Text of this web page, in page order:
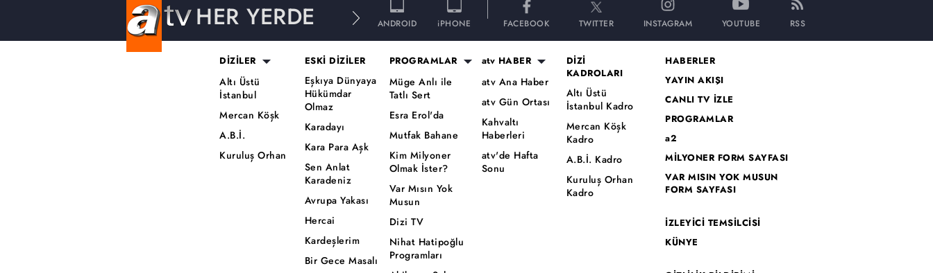
HER YERDE ANDROID iPHONE FACEBOOK TWITTER INSTAGRAM YOUTUBE RSS
DİZİLER
Altı Üstü
İstanbul
Mercan Köşk
A.B.İ.
Kuruluş Orhan
ESKİ DİZİLER
Eşkıya Dünyaya
Hükümdar
Olmaz
Karadayı
Kara Para Aşk
Sen Anlat
Karadeniz
Avrupa Yakası
Hercai
Kardeşlerim
Bir Gece Masalı
PROGRAMLAR
Müge Anlı ile
Tatlı Sert
Esra Erol'da
Mutfak Bahane
Kim Milyoner
Olmak İster?
Var Mısın Yok
Musun
Dizi TV
Nihat Hatipoğlu
Programları
atv HABER
atv Ana Haber
atv Gün Ortası
Kahvaltı
Haberleri
atv'de Hafta
Sonu
DİZİ
KADROLARI
Altı Üstü
İstanbul Kadro
Mercan Köşk
Kadro
A.B.İ. Kadro
Kuruluş Orhan
Kadro
HABERLER
YAYIN AKIŞI
CANLI TV İZLE
PROGRAMLAR
a2
MİLYONER FORM SAYFASI
VAR MISIN YOK MUSUN
FORM SAYFASI
İZLEYİCİ TEMSİLCİSİ
KÜNYE